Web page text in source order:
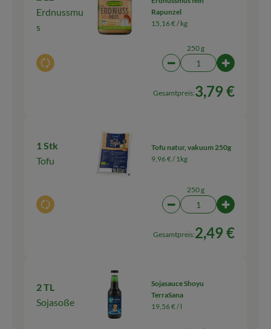
Erdnussmu
s
Auswahl ändern
Rapunzel
15,16 € /kg
250 g
Artikelanzahl
Gesamtpreis:3,79 €
1 Stk
Tofu
Auswahl ändern
Tofu natur, vakuum 250g
9,96 € /1kg
250 g
Artikelanzahl
Gesamtpreis:2,49 €
2 TL
Sojasoße
Sojasauce Shoyu
TerraSana
19,56 € /l